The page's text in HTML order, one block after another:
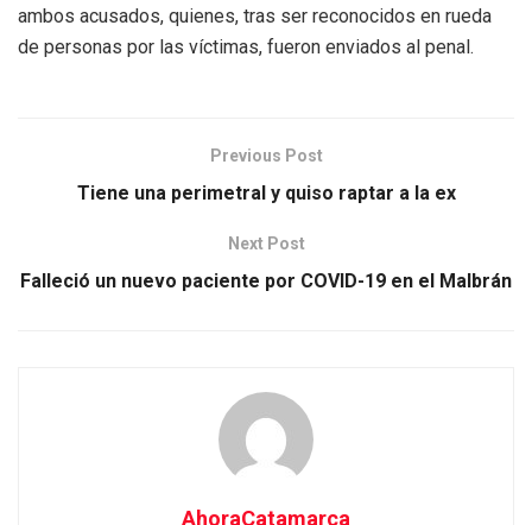
ambos acusados, quienes, tras ser reconocidos en rueda
de personas por las víctimas, fueron enviados al penal.
Previous Post
Tiene una perimetral y quiso raptar a la ex
Next Post
Falleció un nuevo paciente por COVID-19 en el Malbrán
AhoraCatamarca